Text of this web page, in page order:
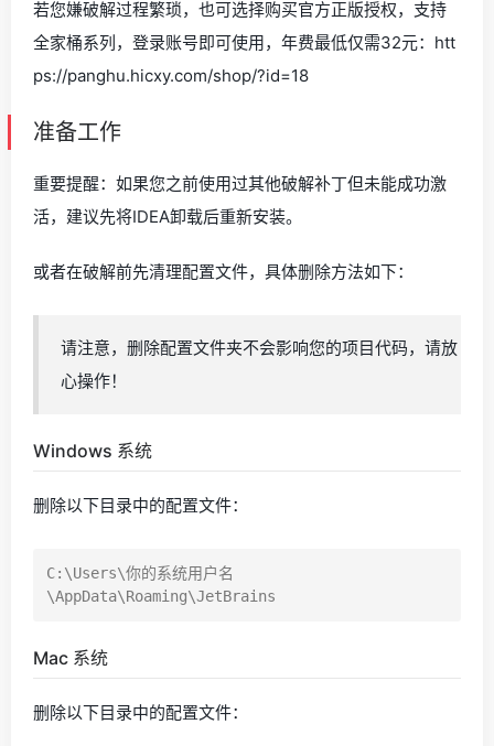
若您嫌破解过程繁琐，也可选择购买官方正版授权，支持
全家桶系列，登录账号即可使用，年费最低仅需32元：htt
ps://panghu.hicxy.com/shop/?id=18
准备工作
重要提醒：如果您之前使用过其他破解补丁但未能成功激
活，建议先将IDEA卸载后重新安装。
或者在破解前先清理配置文件，具体删除方法如下：
请注意，删除配置文件夹不会影响您的项目代码，请放
心操作！
Windows 系统
删除以下目录中的配置文件：
C:\Users\你的系统用户名
Mac 系统
删除以下目录中的配置文件：